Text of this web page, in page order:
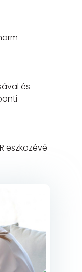
és
eszközévé